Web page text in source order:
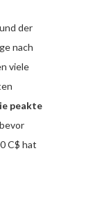
der
nach
viele
peakte
C$ hat